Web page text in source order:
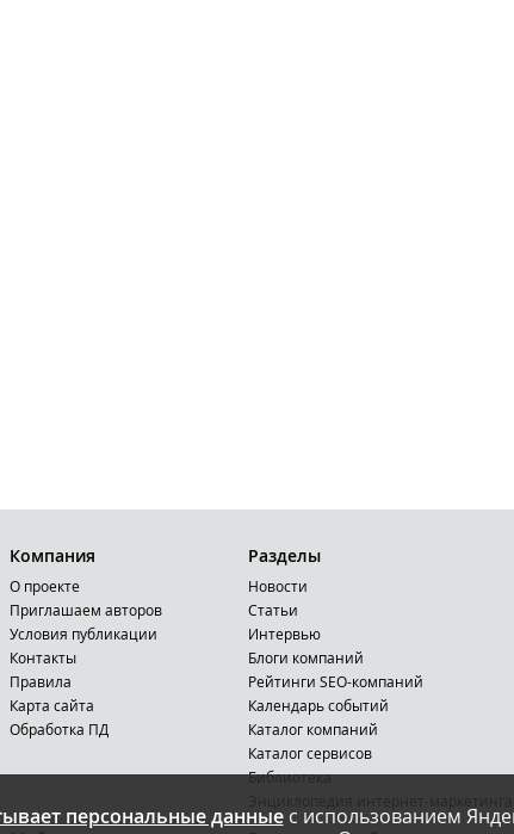
персональные данныес использованием
Компания
О проекте
Приглашаем авторов
Условия публикации
Контакты
Правила
Карта сайта
Обработка ПД
Разделы
Новости
Статьи
Интервью
Блоги компаний
Рейтинги SEO-компаний
Календарь событий
Каталог компаний
Каталог сервисов
Библиотека